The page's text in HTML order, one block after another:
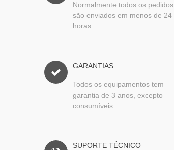
Normalmente todos os pedidos
são enviados em menos de 24
horas.
GARANTIAS
Todos os equipamentos tem
garantia de 3 anos, excepto
consumíveis.
SUPORTE TÉCNICO